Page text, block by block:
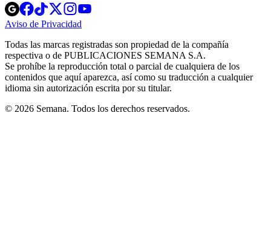
Opens
in
new
Opens
in
new
Opens
in
new
window
Opens
new
windowwindow
Aviso de Privacidad
new
window
Todas las marcas registradas son propiedad de la compañía
respectiva o de PUBLICACIONES SEMANA S.A.
Se prohíbe la reproducción total o parcial de cualquiera de los
contenidos que aquí aparezca, así como su traducción a cualquier
idioma sin autorización escrita por su titular.
© 2026 Semana. Todos los derechos reservados.